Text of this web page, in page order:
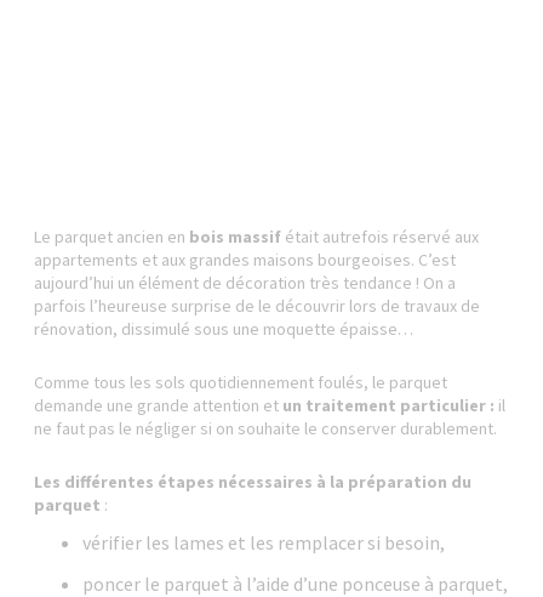
Le parquet ancien en bois massif était autrefois réservé aux
appartements et aux grandes maisons bourgeoises. C’est
aujourd’hui un élément de décoration très tendance ! On a
parfois l’heureuse surprise de le découvrir lors de travaux de
rénovation, dissimulé sous une moquette épaisse…
Comme tous les sols quotidiennement foulés, le parquet
demande une grande attention et un traitement particulier : il
ne faut pas le négliger si on souhaite le conserver durablement.
Les différentes étapes nécessaires à la préparation du
parquet :
vérifier les lames et les remplacer si besoin,
poncer le parquet à l’aide d’une ponceuse à parquet,